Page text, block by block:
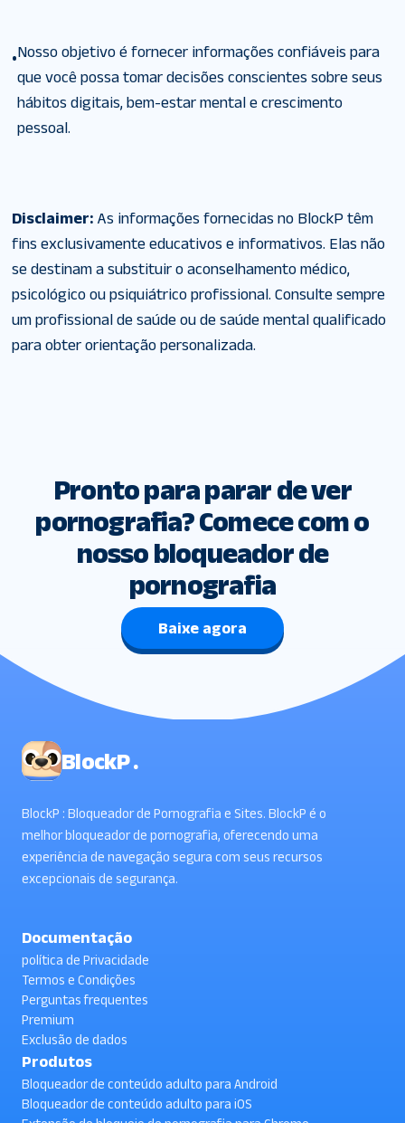
•Nosso objetivo é fornecer informações confiáveis para
que você possa tomar decisões conscientes sobre seus
hábitos digitais, bem-estar mental e crescimento
pessoal.
Disclaimer: As informações fornecidas no BlockP têm
fins exclusivamente educativos e informativos. Elas não
se destinam a substituir o aconselhamento médico,
psicológico ou psiquiátrico profissional. Consulte sempre
um profissional de saúde ou de saúde mental qualificado
para obter orientação personalizada.
Pronto para parar de ver
pornografia? Comece com o
nosso bloqueador de
pornografia
Baixe agora
BlockP .
BlockP : Bloqueador de Pornografia e Sites. BlockP é o
melhor bloqueador de pornografia, oferecendo uma
experiência de navegação segura com seus recursos
excepcionais de segurança.
Documentação
política de Privacidade
Termos e Condições
Perguntas frequentes
Premium
Exclusão de dados
Produtos
Bloqueador de conteúdo adulto para Android
Bloqueador de conteúdo adulto para iOS